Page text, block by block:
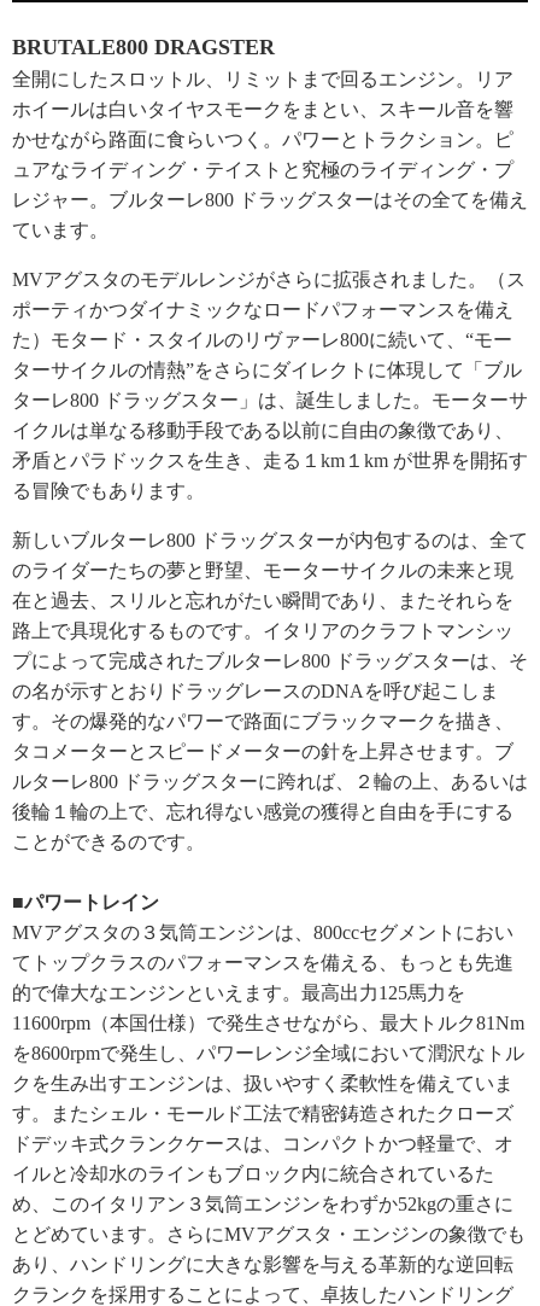
BRUTALE800 DRAGSTER
全開にしたスロットル、リミットまで回るエンジン。リア
ホイールは白いタイヤスモークをまとい、スキール音を響
かせながら路面に食らいつく。パワーとトラクション。ピ
ュアなライディング・テイストと究極のライディング・プ
レジャー。ブルターレ800 ドラッグスターはその全てを備え
ています。
MVアグスタのモデルレンジがさらに拡張されました。（ス
ポーティかつダイナミックなロードパフォーマンスを備え
た）モタード・スタイルのリヴァーレ800に続いて、“モー
ターサイクルの情熱”をさらにダイレクトに体現して「ブル
ターレ800 ドラッグスター」は、誕生しました。モーターサ
イクルは単なる移動手段である以前に自由の象徴であり、
矛盾とパラドックスを生き、走る１km１km が世界を開拓す
る冒険でもあります。
新しいブルターレ800 ドラッグスターが内包するのは、全て
のライダーたちの夢と野望、モーターサイクルの未来と現
在と過去、スリルと忘れがたい瞬間であり、またそれらを
路上で具現化するものです。イタリアのクラフトマンシッ
プによって完成されたブルターレ800 ドラッグスターは、そ
の名が示すとおりドラッグレースのDNAを呼び起こしま
す。その爆発的なパワーで路面にブラックマークを描き、
タコメーターとスピードメーターの針を上昇させます。ブ
ルターレ800 ドラッグスターに跨れば、２輪の上、あるいは
後輪１輪の上で、忘れ得ない感覚の獲得と自由を手にする
ことができるのです。
■パワートレイン
MVアグスタの３気筒エンジンは、800ccセグメントにおい
てトップクラスのパフォーマンスを備える、もっとも先進
的で偉大なエンジンといえます。最高出力125馬力を
11600rpm（本国仕様）で発生させながら、最大トルク81Nm
を8600rpmで発生し、パワーレンジ全域において潤沢なトル
クを生み出すエンジンは、扱いやすく柔軟性を備えていま
す。またシェル・モールド工法で精密鋳造されたクローズ
ドデッキ式クランクケースは、コンパクトかつ軽量で、オ
イルと冷却水のラインもブロック内に統合されているた
め、このイタリアン３気筒エンジンをわずか52kgの重さに
とどめています。さらにMVアグスタ・エンジンの象徴でも
あり、ハンドリングに大きな影響を与える革新的な逆回転
クランクを採用することによって、卓抜したハンドリング